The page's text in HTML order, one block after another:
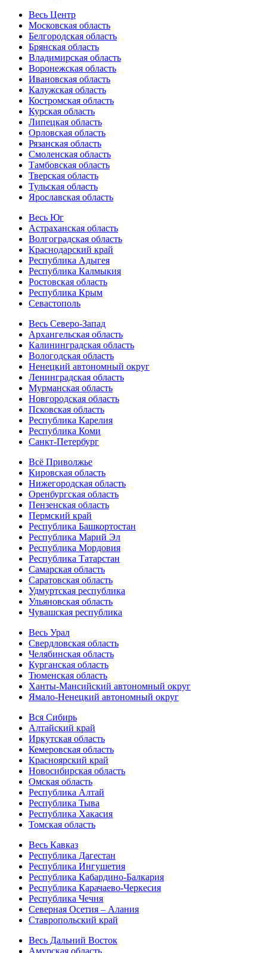
Весь Центр
Московская область
Белгородская область
Брянская область
Владимирская область
Воронежская область
Ивановская область
Калужская область
Костромская область
Курская область
Липецкая область
Орловская область
Рязанская область
Смоленская область
Тамбовская область
Тверская область
Тульская область
Ярославская область
Весь Юг
Астраханская область
Волгоградская область
Краснодарский край
Республика Адыгея
Республика Калмыкия
Ростовская область
Республика Крым
Севастополь
Весь Северо-Запад
Архангельская область
Калининградская область
Вологодская область
Ненецкий автономный округ
Ленинградская область
Мурманская область
Новгородская область
Псковская область
Республика Карелия
Республика Коми
Санкт-Петербург
Всё Приволжье
Кировская область
Нижегородская область
Оренбургская область
Пензенская область
Пермский край
Республика Башкортостан
Республика Марий Эл
Республика Мордовия
Республика Татарстан
Самарская область
Саратовская область
Удмуртская республика
Ульяновская область
Чувашская республика
Весь Урал
Свердловская область
Челябинская область
Курганская область
Тюменская область
Ханты-Мансийский автономный округ
Ямало-Ненецкий автономный округ
Вся Сибирь
Алтайский край
Иркутская область
Кемеровская область
Красноярский край
Новосибирская область
Омская область
Республика Алтай
Республика Тыва
Республика Хакасия
Томская область
Весь Кавказ
Республика Дагестан
Республика Ингушетия
Республика Кабардино-Балкария
Республика Карачаево-Черкесия
Республика Чечня
Северная Осетия – Алания
Ставропольский край
Весь Дальний Восток
Амурская область